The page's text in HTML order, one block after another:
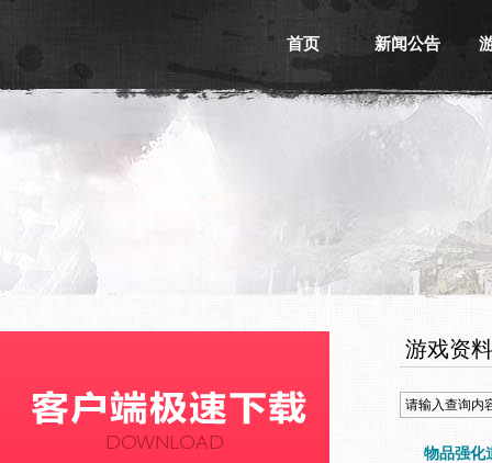
首页 新闻公告
游戏新闻
活动信息
游戏资料
物品强化